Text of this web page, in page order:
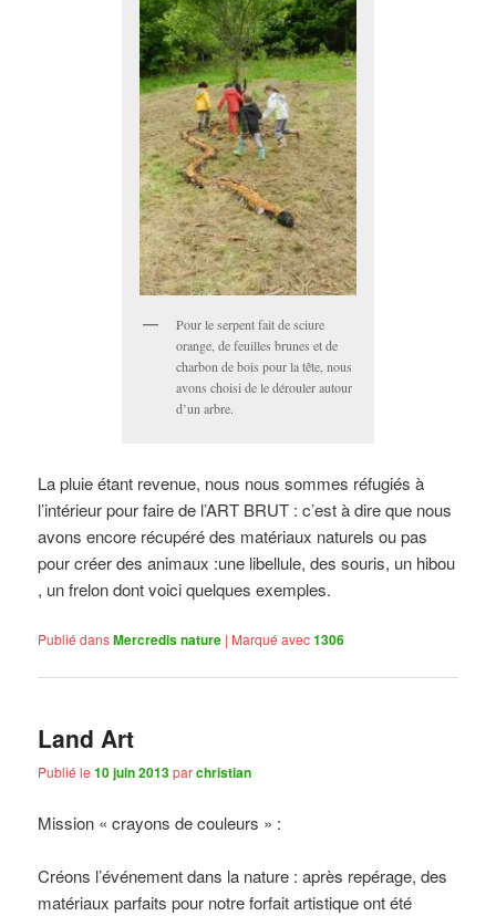
Pour le serpent fait de sciure
orange, de feuilles brunes et de
charbon de bois pour la tête, nous
avons choisi de le dérouler autour
d’un arbre.
La pluie étant revenue, nous nous sommes réfugiés à
l’intérieur pour faire de l’ART BRUT : c’est à dire que nous
avons encore récupéré des matériaux naturels ou pas
pour créer des animaux :une libellule, des souris, un hibou
, un frelon dont voici quelques exemples.
Publié dansMercredis nature | Marqué avec1306
Land Art
Publié le10 juin 2013parchristian
Mission « crayons de couleurs » :
Créons l’événement dans la nature : après repérage, des
matériaux parfaits pour notre forfait artistique ont été